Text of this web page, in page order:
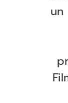
un